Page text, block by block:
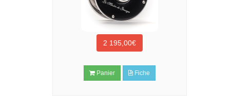
2 195,00€
Panier Fiche